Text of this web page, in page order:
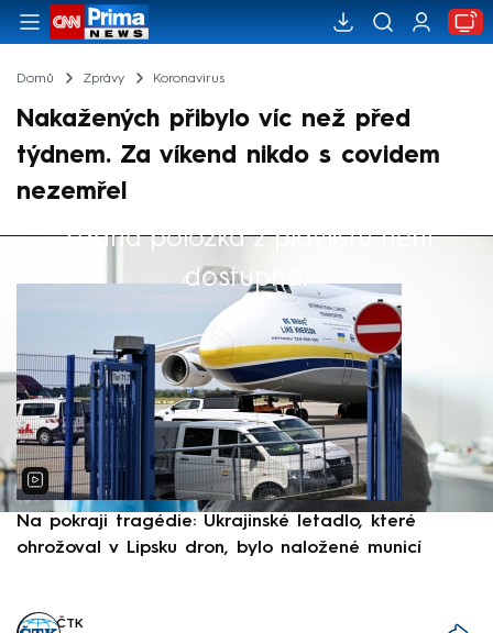
Domů Zprávy Koronavirus
Nakažených přibylo víc než před
týdnem. Za víkend nikdo s covidem
nezemřel
Žádná položka z playlistu není
dostupná.
Výběr redakce
Na pokraji tragédie: Ukrajinské letadlo, které
ohrožoval v Lipsku dron, bylo naložené municí
ČTK